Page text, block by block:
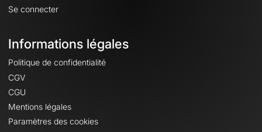
Se connecter
Informations légales
Politique de confidentialité
CGV
CGU
Mentions légales
Paramètres des cookies